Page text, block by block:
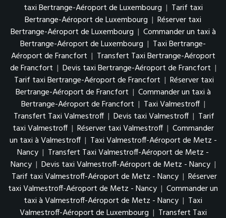
taxi Bertrange-Aéroport de Luxembourg | Tarif taxi
Bertrange-Aéroport de Luxembourg | Réserver taxi
Bertrange-Aéroport de Luxembourg | Commander un taxi à
Bertrange-Aéroport de Luxembourg | Taxi Bertrange-
Aéroport de Francfort | Transfert Taxi Bertrange-Aéroport
de Francfort | Devis taxi Bertrange-Aéroport de Francfort |
Tarif taxi Bertrange-Aéroport de Francfort | Réserver taxi
Bertrange-Aéroport de Francfort | Commander un taxi à
Bertrange-Aéroport de Francfort | Taxi Valmestroff |
Transfert Taxi Valmestroff | Devis taxi Valmestroff | Tarif
taxi Valmestroff | Réserver taxi Valmestroff | Commander
un taxi à Valmestroff | Taxi Valmestroff-Aéroport de Metz -
Nancy | Transfert Taxi Valmestroff-Aéroport de Metz -
Nancy | Devis taxi Valmestroff-Aéroport de Metz - Nancy |
Tarif taxi Valmestroff-Aéroport de Metz - Nancy | Réserver
taxi Valmestroff-Aéroport de Metz - Nancy | Commander un
taxi à Valmestroff-Aéroport de Metz - Nancy | Taxi
Valmestroff-Aéroport de Luxembourg | Transfert Taxi